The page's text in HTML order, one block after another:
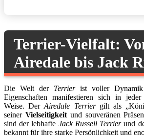
Terrier-Vielfalt:
Airedale bis Jack
Die Welt der Terrierist voller
Eigenschaften manifestieren sich in
Weise. DerAiredale Terriergilt als
seiner Vielseitigkeitund souveränen
sind der lebhafte Jack Russell Terrierund
bekannt für ihre starke Persönlichkeit und